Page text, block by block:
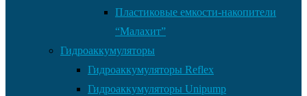
Пластиковые емкости-накопители
“Малахит”
Гидроаккумуляторы
Гидроаккумуляторы Reflex
Гидроаккумуляторы Unipump